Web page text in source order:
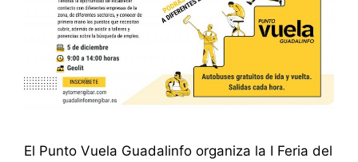
El Punto Vuela Guadalinfo organiza la I Feria del